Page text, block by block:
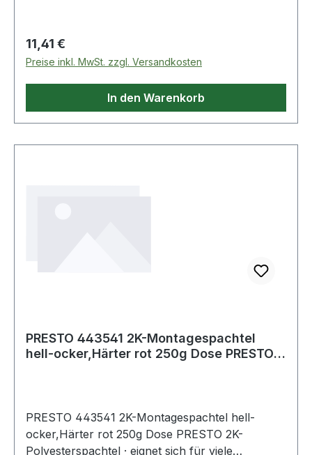
Regulärer Preis:
11,41 €
Preise inkl. MwSt. zzgl. Versandkosten
In den Warenkorb
PRESTO 443541 2K-Montagespachtel
hell-ocker,Härter rot 250g Dose PRESTO
PRESTO 443541 2K-Montagespachtel hell-
ocker,Härter rot 250g Dose PRESTO 2K-
Polyesterspachtel · eignet sich für viele